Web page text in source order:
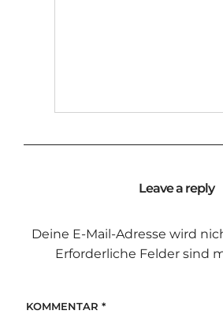
Leave a reply
Deine E-Mail-Adresse wird
Erforderliche Felder sind
KOMMENTAR *